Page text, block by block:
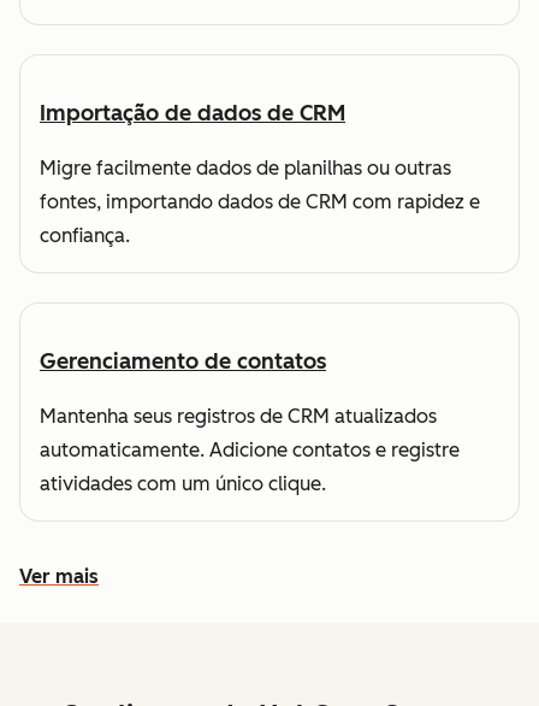
Importação de dados de CRM
Migre facilmente dados de planilhas ou outras
fontes, importando dados de CRM com rapidez e
confiança.
Gerenciamento de contatos
Mantenha seus registros de CRM atualizados
automaticamente. Adicione contatos e registre
atividades com um único clique.
Ver mais
Conheça outros recursos